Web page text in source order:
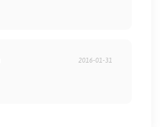
2016-01-31